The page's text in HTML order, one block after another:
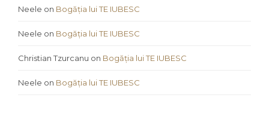
Neele on Bogăția lui TE IUBESC
Neele on Bogăția lui TE IUBESC
Christian Tzurcanu on Bogăția lui TE IUBESC
Neele on Bogăția lui TE IUBESC